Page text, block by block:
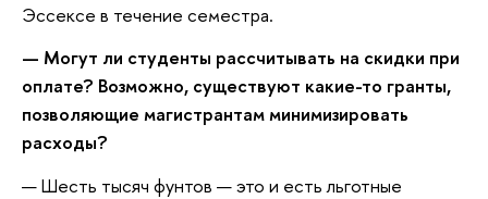
Эссексе в течение семестра.
— Могут ли студенты рассчитывать на скидки при
оплате? Возможно, существуют какие-то гранты,
позволяющие магистрантам минимизировать
расходы?
— Шесть тысяч фунтов — это и есть льготные